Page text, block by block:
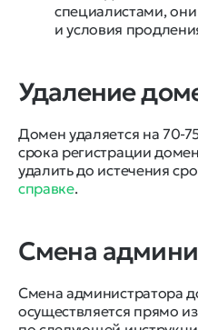
специалистами,
и условия
Удаление
Домен удаляется на 70-
срока регистрации
удалить до истечения
справке.
Смена
Смена администратора
осуществляется прямо